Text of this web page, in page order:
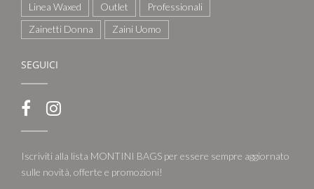
Linea Waxed
Outlet
Professionali
Zainetti Donna
Zaini Uomo
SEGUICI
Iscriviti alla lista MONTINI BAGS per essere sempre aggiornato
sulle novità, offerte e promozioni!